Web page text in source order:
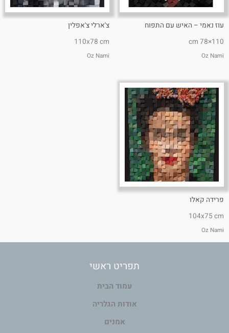
עוז נאמי – האיש עם התפוח
110×78 cm
Oz Nami
צ'ארלי צ'אפלין
110x78 cm
Oz Nami
פרידה קאלו
104x75 cm
Oz Nami
תפריט ראשי
עמוד הבית
אודות הגלריה
אמנים